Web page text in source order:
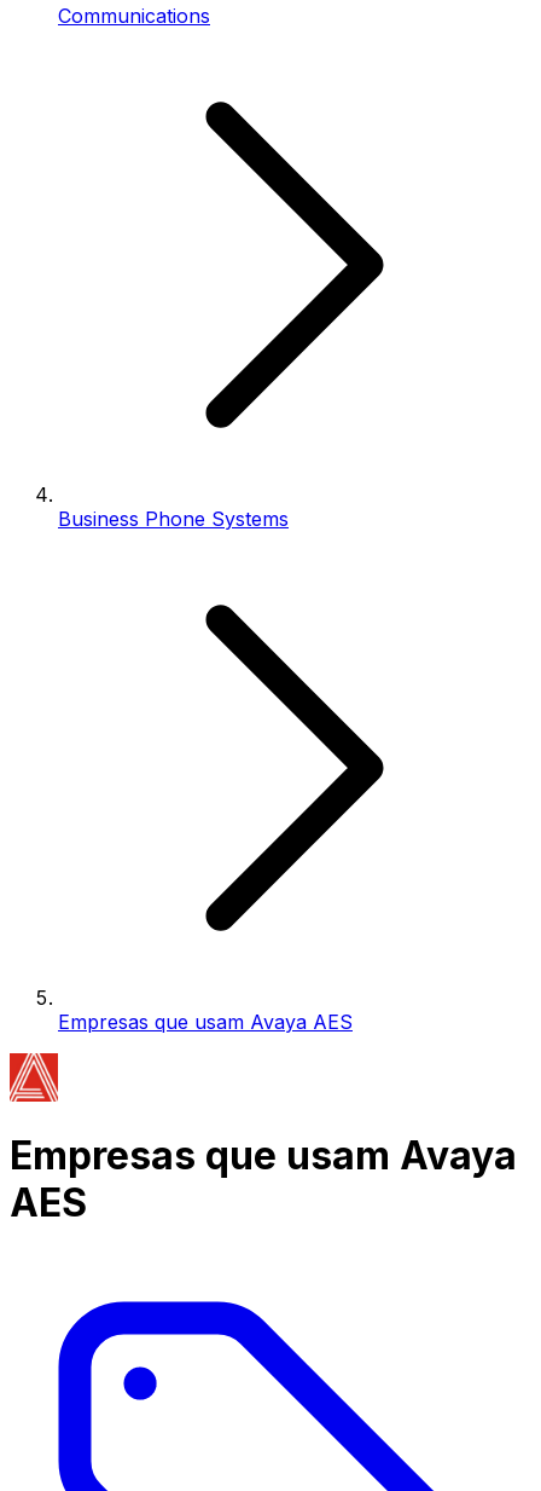
Communications
Business Phone Systems
Empresas que usam Avaya AES
Empresas que usam Avaya
AES